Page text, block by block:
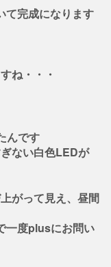
て完成になります
ね・・・
んです
ない白色LEDが
がって見え、昼間
一度plusにお問い